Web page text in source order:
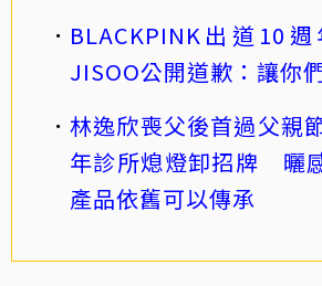
BLACKPINK出道10
JISOO公開道歉：讓你
林逸欣喪父後首過父親
年診所熄燈卸招牌 曬
產品依舊可以傳承